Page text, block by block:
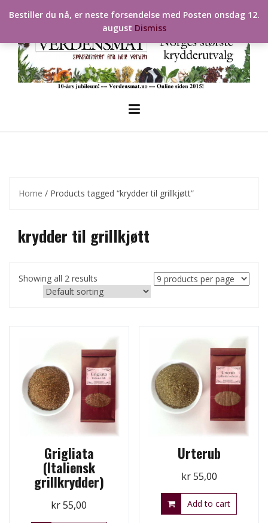
Home / Products tagged “krydder til grillkjøtt”
krydder til grillkjøtt
Showing all 2 results
Grigliata
(Italiensk
grillkrydder)
kr55,00
Urterub
kr55,00
Add to cart
Bestiller du nå, er neste forsendelse med Posten onsdag 12.
august Dismiss